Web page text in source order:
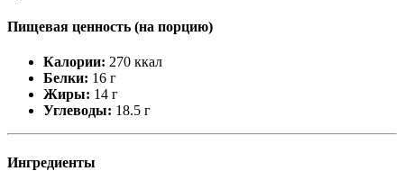
Пищевая ценность (на порцию)
Калории: 270 ккал
Белки: 16 г
Жиры: 14 г
Углеводы: 18.5 г
Ингредиенты